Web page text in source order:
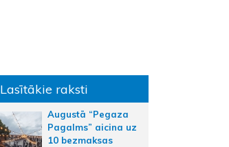
Lasītākie raksti
Augustā “Pegaza
Pagalms” aicina uz
10 bezmaksas